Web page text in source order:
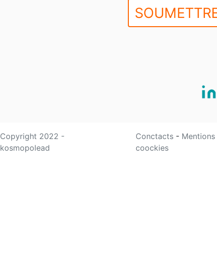
Copyright 2022 -
kosmopolead
Conctacts -
coockies